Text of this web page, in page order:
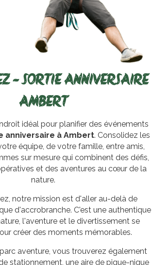
- SORTIE ANNIVERSAIRE
AMBERT
idéal pour planifier des événements
anniversaire à Ambert. Consolidez les
équipe, de votre famille, entre amis,
sur mesure qui combinent des défis,
et des aventures au cœur de la
nature.
notre mission est d'aller au-delà de
d'accrobranche. C'est une authentique
l'aventure et le divertissement se
créer des moments mémorables.
aventure, vous trouverez également
stationnement, une aire de pique-nique